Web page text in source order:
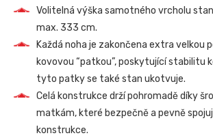
Volitelná výška samotného vrcholu
max. 333 cm.
Každá noha je zakončena extra velkou
kovovou “patkou”, poskytující stabilitu
tyto patky se také stan ukotvuje.
Celá konstrukce drží pohromadě díky
matkám, které bezpečně a pevně
konstrukce.